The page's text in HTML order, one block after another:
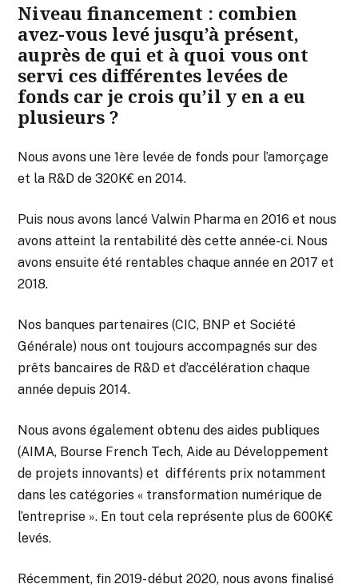
Niveau financement : combien
avez-vous levé jusqu’à présent,
auprès de qui et à quoi vous ont
servi ces différentes levées de
fonds car je crois qu’il y en a eu
plusieurs ?
Nous avons une 1ère levée de fonds pour l’amorçage
et la R&D de 320K€ en 2014.
Puis nous avons lancé Valwin Pharma en 2016 et nous
avons atteint la rentabilité dès cette année-ci. Nous
avons ensuite été rentables chaque année en 2017 et
2018.
Nos banques partenaires (CIC, BNP et Société
Générale) nous ont toujours accompagnés sur des
prêts bancaires de R&D et d’accélération chaque
année depuis 2014.
Nous avons également obtenu des aides publiques
(AIMA, Bourse French Tech, Aide au Développement
de projets innovants) et différents prix notamment
dans les catégories « transformation numérique de
l’entreprise ». En tout cela représente plus de 600K€
levés.
Récemment, fin 2019- début 2020, nous avons finalisé